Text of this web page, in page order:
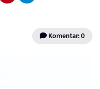
Komentar: 0